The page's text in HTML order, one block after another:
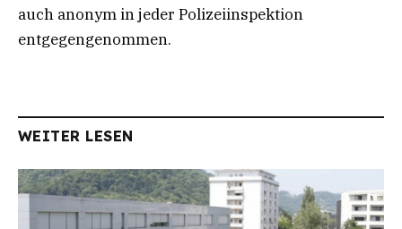
auch anonym in jeder Polizeiinspektion
entgegengenommen.
WEITER LESEN